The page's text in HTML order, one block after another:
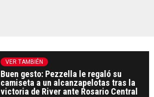
VER TAMBIÉN
Buen gesto: Pezzella le regaló su
camiseta a un alcanzapelotas tras la
victoria de River ante Rosario Central